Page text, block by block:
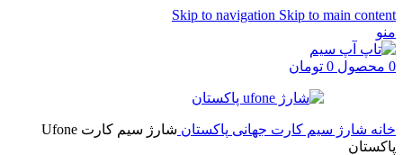
Skip to navigation Skip to main content
منو
0 محصول 0 تومان
خانه شارژ سیم کارت جهانی پاکستان
شارژ سیم کارت Ufone
پاکستان